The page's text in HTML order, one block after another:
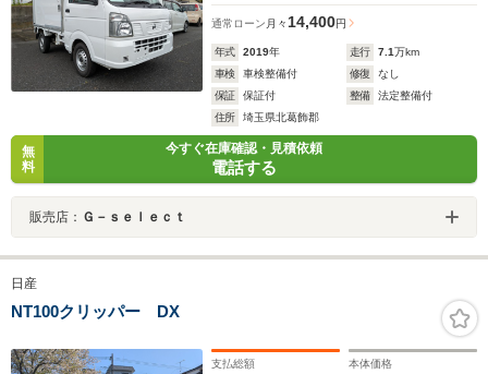
通常ローン 月々 14,400円
年式 2019年 走行 7.1万km
車検
車検整備付 修復
なし
保証
保証付 整備
法定整備付
住所
埼玉県北葛飾郡
無
料
今すぐ在庫確認・見積依頼
電話する
販売店： Ｇ－ｓｅｌｅｃｔ
日産
NT100クリッパー DX
支払総額 本体価格